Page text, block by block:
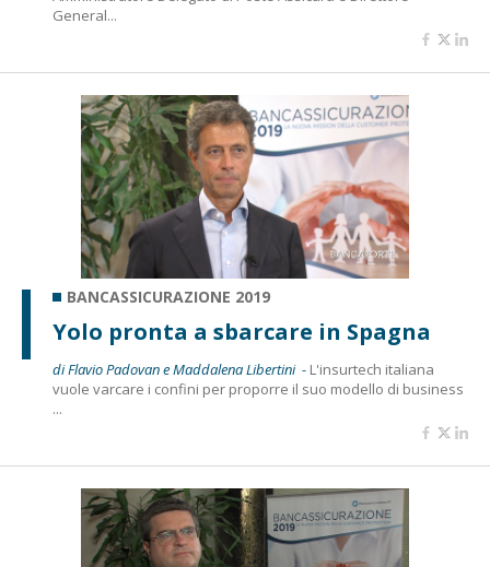
General...
BANCASSICURAZIONE 2019
Yolo pronta a sbarcare in Spagna
di Flavio Padovan e Maddalena Libertini - L'insurtech italiana
vuole varcare i confini per proporre il suo modello di business
...